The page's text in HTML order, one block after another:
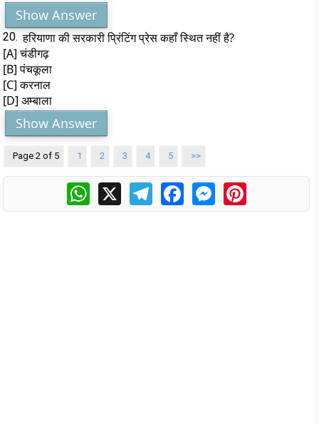
Show Answer
20. हरियाणा की सरकारी प्रिंटिंग प्रेस कहाँ स्थित नहीं है?
[A] चंडीगढ़
[B] पंचकूला
[C] करनाल
[D] अम्बाला
Show Answer
Page 2 of 5 1 2 3 4 5 >>
WhatsApp
X TelegramFacebookMessengerPinterest